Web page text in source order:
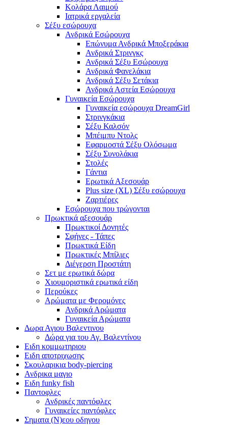
Κολάρα Λαιμού
Ιατρικά εργαλεία
Σέξυ εσώρουχα
Ανδρικά Εσώρουχα
Επώνυμα Ανδρικά Μποξεράκια
Ανδρικά Στρινγκς
Ανδρικά Σέξυ Εσώρουχα
Ανδρικά Φανελάκια
Ανδρικά Σέξυ Σετάκια
Ανδρικά Αστεία Εσώρουχα
Γυναικεία Εσώρουχα
Γυναικεία εσώρουχα DreamGirl
Στρινγκάκια
Σέξυ Καλσόν
Μπέιμπυ Ντολς
Εφαρμοστά Σέξυ Ολόσωμα
Σέξυ Συνολάκια
Στολές
Γάντια
Ερωτικά Αξεσουάρ
Plus size (XL) Σέξυ εσώρουχα
Ζαρτιέρες
Εσώρουχα που τρώγονται
Πρωκτικά αξεσουάρ
Πρωκτικοί Δονητές
Σφήνες - Τάπες
Πρωκτικά Είδη
Πρωκτικές Μπίλιες
Διέγερση Προστάτη
Σετ με ερωτικά δώρα
Χιουμοριστικά ερωτικά είδη
Περούκες
Αρώματα με Φερομόνες
Ανδρικά Αρώματα
Γυναικεία Αρώματα
Δωρα Αγιου Βαλεντινου
Δώρα για του Αγ. Βαλεντίνου
Ειδη κομμωτηριου
Ειδη αποτριχωσης
Σκουλαρικια body-piercing
Ανδρικα μαγιο
Ειδη funky fish
Παντοφλες
Ανδρικές παντόφλες
Γυναικείες παντόφλες
Σηματα (Ν)εου οδηγου